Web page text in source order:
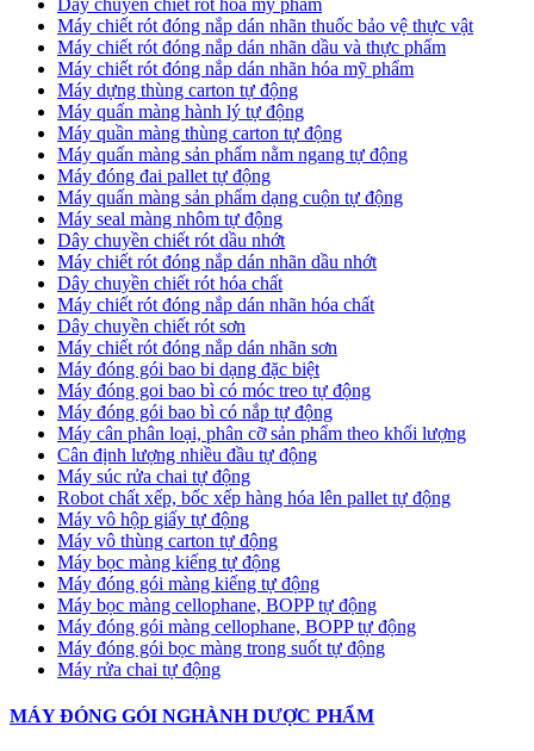
Máy chiết rót đóng nắp dán nhãn thuốc bảo vệ thực vật
Máy chiết rót đóng nắp dán nhãn dầu và thực phẩm
Máy chiết rót đóng nắp dán nhãn hóa mỹ phẩm
Máy dựng thùng carton tự động
Máy quấn màng hành lý tự động
Máy quần màng thùng carton tự động
Máy quấn màng sản phẩm nằm ngang tự động
Máy đóng đai pallet tự động
Máy quấn màng sản phẩm dạng cuộn tự động
Máy seal màng nhôm tự động
Dây chuyền chiết rót dầu nhớt
Máy chiết rót đóng nắp dán nhãn dầu nhớt
Dây chuyền chiết rót hóa chất
Máy chiết rót đóng nắp dán nhãn hóa chất
Dây chuyền chiết rót sơn
Máy chiết rót đóng nắp dán nhãn sơn
Máy đóng gói bao bi dạng đặc biệt
Máy đóng goi bao bì có móc treo tự động
Máy đóng gói bao bì có nắp tự động
Máy cân phân loại, phân cỡ sản phẩm theo khối lượng
Cân định lượng nhiều đầu tự động
Máy súc rửa chai tự động
Robot chất xếp, bốc xếp hàng hóa lên pallet tự động
Máy vô hộp giấy tự động
Máy vô thùng carton tự động
Máy bọc màng kiếng tự động
Máy đóng gói màng kiếng tự động
Máy bọc màng cellophane, BOPP tự động
Máy đóng gói màng cellophane, BOPP tự động
Máy đóng gói bọc màng trong suốt tự động
Máy rửa chai tự động
MÁY ĐÓNG GÓI NGHÀNH DƯỢC PHẨM